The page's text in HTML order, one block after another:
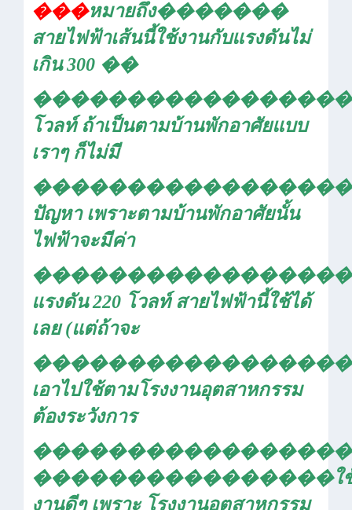
���หมายถึง�������
สายไฟฟ้าเส้นนี้ใช้งานกับแรงดันไม่
เกิน300 ��
โวลท์ ถ้าเป็นตามบ้านพักอาศัยแบบ
เราๆ ก็ไม่มี
ปัญหา เพราะตามบ้านพักอาศัยนั้น
ไฟฟ้าจะมีค่า
แรงดัน220 โวลท์ สายไฟฟ้านี้ใช้ได้
เลย (แต่ถ้าจะ
เอาไปใช้ตามโรงงานอุตสาหกรรม
ต้องระวังการ
����������������ใ
งานดีๆ เพราะ โรงงานอุตสาหกรรม